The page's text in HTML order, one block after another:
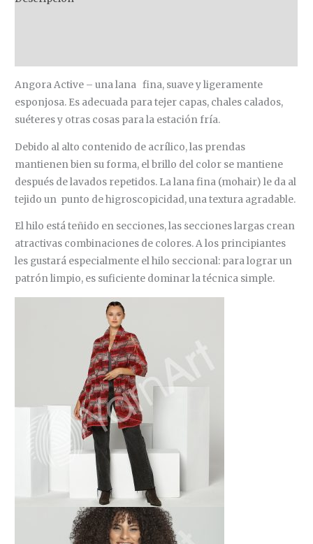
Angora Active – una lana fina, suave y ligeramente
esponjosa. Es adecuada para tejer capas, chales calados,
suéteres y otras cosas para la estación fría.
Debido al alto contenido de acrílico, las prendas
mantienen bien su forma, el brillo del color se mantiene
después de lavados repetidos. La lana fina (mohair) le da al
tejido un punto de higroscopicidad, una textura agradable.
El hilo está teñido en secciones, las secciones largas crean
atractivas combinaciones de colores. A los principiantes
les gustará especialmente el hilo seccional: para lograr un
patrón limpio, es suficiente dominar la técnica simple.